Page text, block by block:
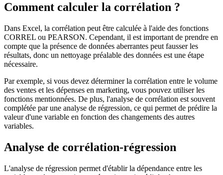
Comment calculer la corrélation ?
Dans Excel, la corrélation peut être calculée à l'aide des fonctions
CORREL ou PEARSON. Cependant, il est important de prendre en
compte que la présence de données aberrantes peut fausser les
résultats, donc un nettoyage préalable des données est une étape
nécessaire.
Par exemple, si vous devez déterminer la corrélation entre le volume
des ventes et les dépenses en marketing, vous pouvez utiliser les
fonctions mentionnées. De plus, l'analyse de corrélation est souvent
complétée par une analyse de régression, ce qui permet de prédire la
valeur d'une variable en fonction des changements des autres
variables.
Analyse de corrélation-régression
L'analyse de régression permet d'établir la dépendance entre les